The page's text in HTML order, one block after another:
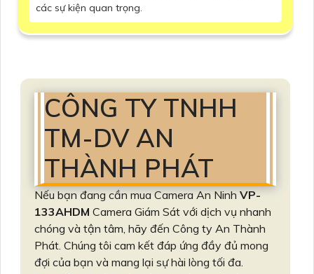
các sự kiện quan trọng.
CÔNG TY TNHH
TM-DV AN
THÀNH PHÁT
Nếu bạn đang cần mua Camera An Ninh VP-
133AHDM Camera Giám Sát với dịch vụ nhanh
chóng và tận tâm, hãy đến Công ty An Thành
Phát. Chúng tôi cam kết đáp ứng đầy đủ mong
đợi của bạn và mang lại sự hài lòng tối đa.